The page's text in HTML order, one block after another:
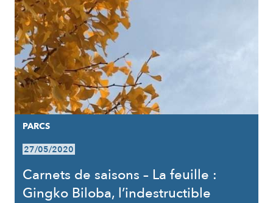
PARCS
27/05/2020
Carnets de saisons – La feuille :
Gingko Biloba, l’indestructible